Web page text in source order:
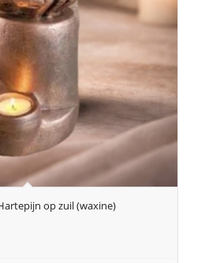
op zuil (waxine)